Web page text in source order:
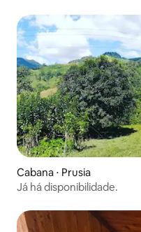
Cabana ⋅ Prusia
Já há disponibilidade.